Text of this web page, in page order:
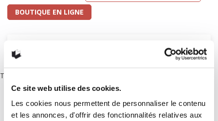
Ce site web utilise des cookies.
Les cookies nous permettent de personnaliser le contenu
et les annonces, d'offrir des fonctionnalités relatives aux
BOUTIQUE EN LIGNE
There are no posts.